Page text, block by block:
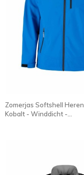
Zomerjas Softshell Heren
Kobalt - Winddicht -